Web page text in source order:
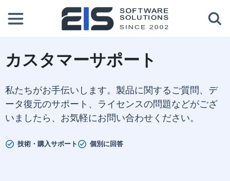
カスタマーサポート
私たちがお手伝いします。製品に関するご質問、デ
ータ復元のサポート、ライセンスの問題などがござ
いましたら、お気軽にお問い合わせください。
技術・購入サポート 個別に回答